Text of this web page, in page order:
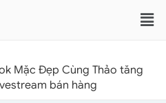
Mặc Đẹp Cùng Thảo tăng
bán hàng